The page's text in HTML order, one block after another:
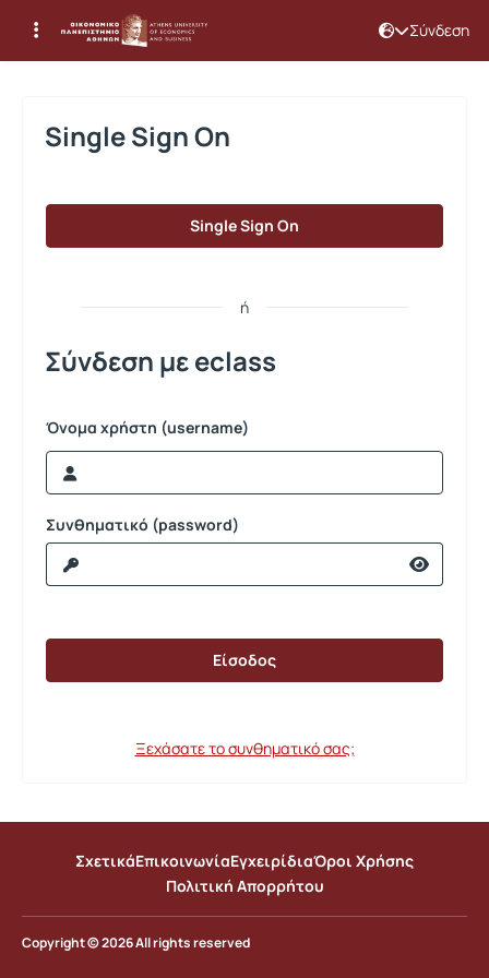
Σύνδεση
Σύνδεση
Single Sign On
Single Sign On
ή
Σύνδεση με eclass
Όνομα χρήστη (username)
Συνθηματικό (password)
Ξεχάσατε το συνθηματικό σας;
ΣχετικάΕπικοινωνίαΕγχειρίδιαΌροι Χρήσης
Πολιτική Απορρήτου
Copyright © 2026 All rights reserved